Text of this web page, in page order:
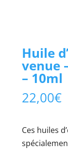
Huile
venue
– 10ml
22,00€
Ces huiles